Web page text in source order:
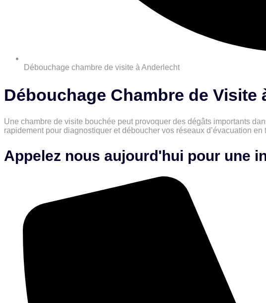
Débouchage chambre de visite à Anderlecht
Débouchage Chambre de
Une chambre de visite bouchée peut provoquer des dégâts importants
rapidement pour diagnostiquer et déboucher vos réseaux d’évacuation en
Appelez nous aujourd'hui pour une